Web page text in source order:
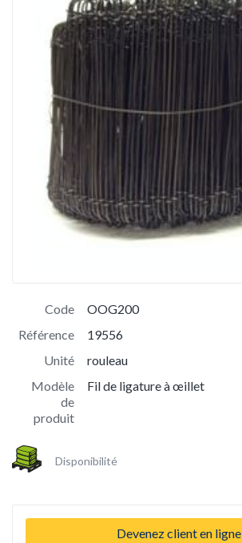
Code
OOG200
Référence
19556
Unité
rouleau
Modèle
de
produit
Fil de ligature à œillet
Disponibilité
Devenez client en ligne